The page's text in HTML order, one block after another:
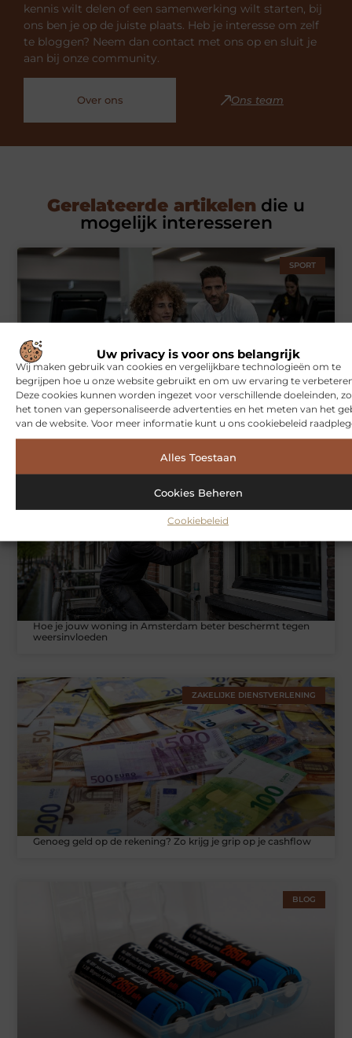
Uw privacy is voor ons belangrijk
Wij maken gebruik van cookies en vergelijkbare technologieën om te
begrijpen hoe u onze website gebruikt en om uw ervaring te
Deze cookies kunnen worden ingezet voor verschillende doeleinden,
het tonen van gepersonaliseerde advertenties en het meten van het
van de website. Voor meer informatie kunt u ons cookiebeleid
Alles Toestaan
Cookies Beheren
Cookiebeleid
kennis wilt delen of een samenwerking wilt starten, bij
ons ben je op de juiste plaats. Heb je interesse om zelf
te bloggen? Neem dan contact met ons op en sluit je
aan bij onze community.
Over ons Ons team
Gerelateerde artikelen die u
mogelijk interesseren
SPORT
Symbiont360: Innovatieve EMS-training in Utrecht voor een
effectieve workout
Hoe je jouw woning in Amsterdam beter beschermt tegen
weersinvloeden
ZAKELIJKE DIENSTVERLENING
Genoeg geld op de rekening? Zo krijg je grip op je cashflow
BLOG